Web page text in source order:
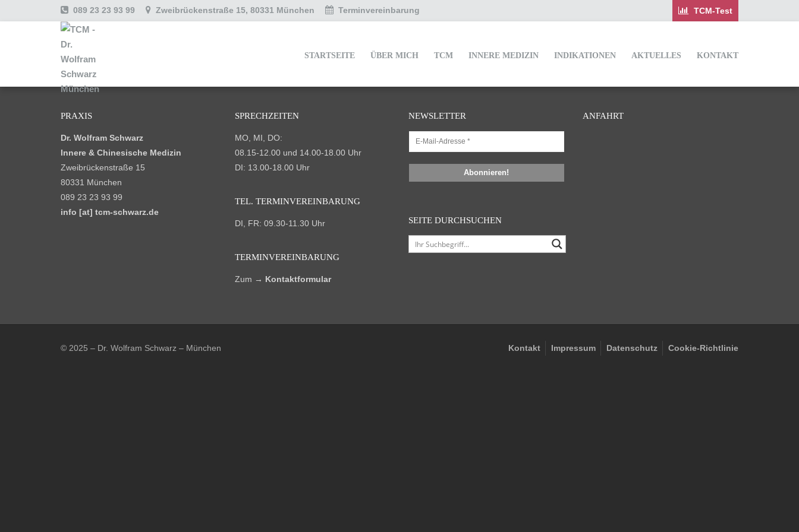
089 23 23 93 99 Zweibrückenstraße 15, 80331 München Terminvereinbarung
STARTSEITE ÜBER MICH TCM INNERE MEDIZIN INDIKATIONEN AKTUELLES KONTAKT
PRAXIS
Dr. Wolfram Schwarz
Innere & Chinesische Medizin
Zweibrückenstraße 15
80331 München
089 23 23 93 99
info [at] tcm-schwarz.de
SPRECHZEITEN
MO, MI, DO:
08.15-12.00 und 14.00-18.00 Uhr
DI: 13.00-18.00 Uhr
TEL. TERMIN­VEREINBARUNG
DI, FR: 09.30-11.30 Uhr
TERMIN­VEREINBARUNG
Zum → Kontaktformular
NEWSLETTER
SEITE DURCHSUCHEN
ANFAHRT
© 2025 – Dr. Wolfram Schwarz – München Kontakt Impressum Datenschutz Cookie-Richtlinie